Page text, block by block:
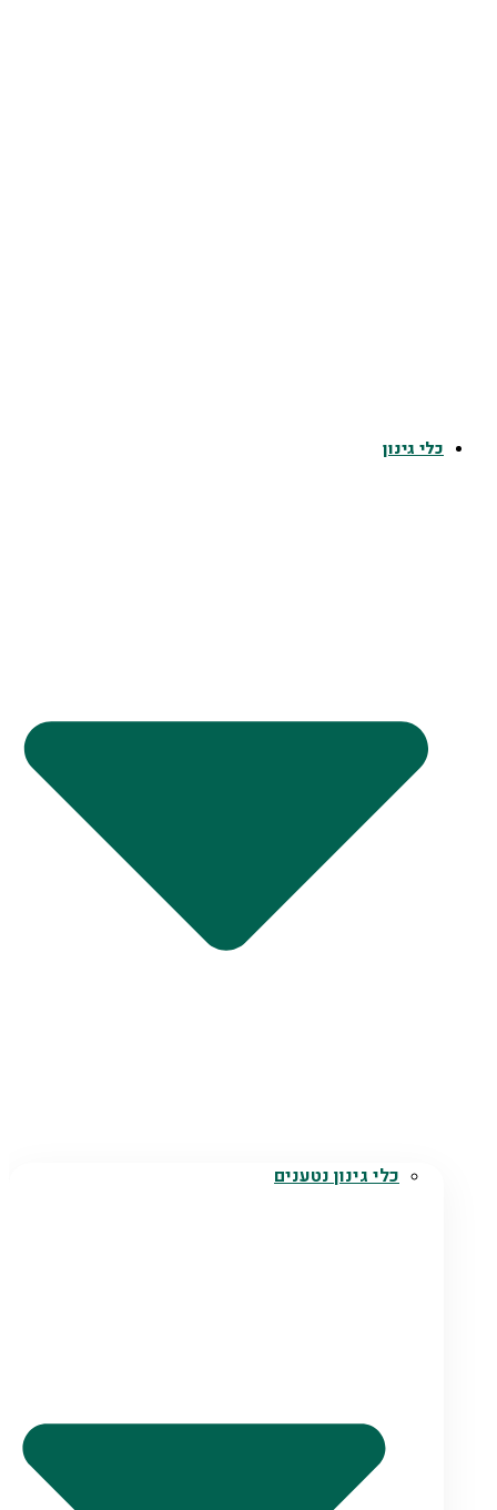
כלי גינון
כלי גינון נטענים